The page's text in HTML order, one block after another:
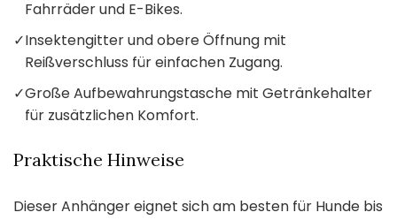
Fahrräder und E-Bikes.
✓Insektengitter und obere Öffnung mit
Reißverschluss für einfachen Zugang.
✓Große Aufbewahrungstasche mit Getränkehalter
für zusätzlichen Komfort.
Praktische Hinweise
Dieser Anhänger eignet sich am besten für Hunde bis